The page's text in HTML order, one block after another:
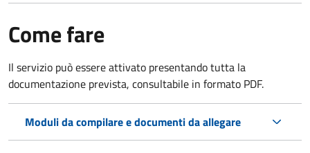
Come fare
Il servizio può essere attivato presentando tutta la
documentazione prevista, consultabile in formato PDF.
Moduli da compilare e documenti da allegare